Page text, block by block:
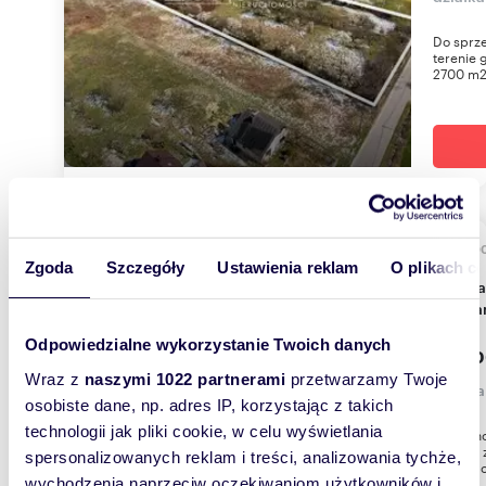
Zgoda Szczegóły Ustawienia reklam O plikach
Odpowiedzialne wykorzystanie Twoich danych
Wraz z naszymi 1022 partnerami przetwarzamy Twoje
osobiste dane, np. adres IP, korzystając z takich
technologii jak pliki cookie, w celu wyświetlania
spersonalizowanych reklam i treści, analizowania tychże,
Do
terenie
2700
998
planem
jest w